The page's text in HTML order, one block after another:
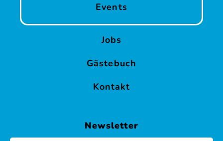
Events
Jobs
Gästebuch
Kontakt
Newsletter